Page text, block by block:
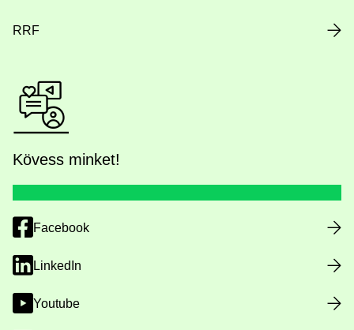
RRF
Kövess minket!
Facebook
LinkedIn
Youtube